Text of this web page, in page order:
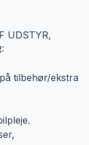
UDSTYR,
tilbehør/ekstra